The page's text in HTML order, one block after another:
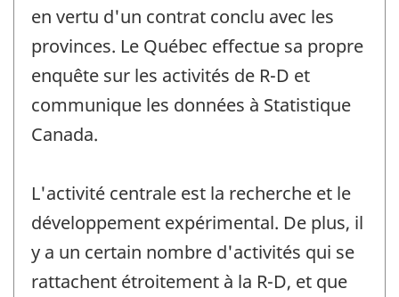
en vertu d'un contrat conclu avec les
provinces. Le Québec effectue sa propre
enquête sur les activités de R-D et
communique les données à Statistique
Canada.
L'activité centrale est la recherche et le
développement expérimental. De plus, il
y a un certain nombre d'activités qui se
rattachent étroitement à la R-D, et que